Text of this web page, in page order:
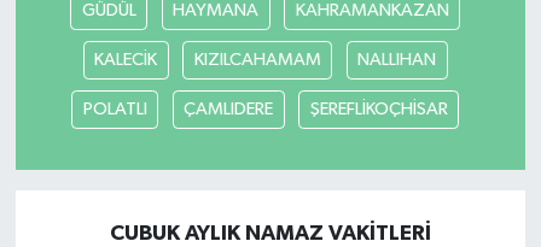
GÜDÜL HAYMANA KAHRAMANKAZAN
KALECİK KIZILCAHAMAM NALLIHAN
POLATLI ÇAMLIDERE ŞEREFLİKOÇHİSAR
CUBUK AYLIK NAMAZ VAKITLERI